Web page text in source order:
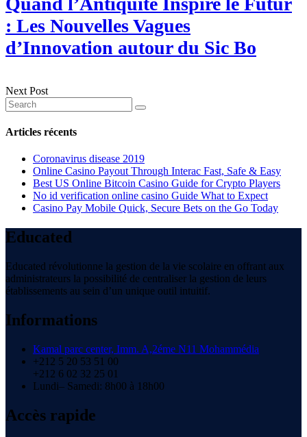
: Les Nouvelles Vagues
d’Innovation autour du Sic Bo
Next Post
Articles récents
Coronavirus disease 2019
Online Casino Payout Through Interac Fast, Safe & Easy
Best US Online Bitcoin Casino Guide for Crypto Players
No id verification online casino Guide What to Expect
Casino Pay Mobile Quick, Secure Bets on the Go Today
Educated
Educated révolutionne la gestion de la vie scolaire en offrant aux
administrateurs la possibilité de centraliser la gestion de leurs
établissements au sein d’un unique outil intuitif.
Informations
Kamal parc center, Imm. A,2éme N11 Mohammédia
+212 5 20 53 51 00
+212 6 02 32 25 01
Lundi– Samedi: 8h00 à 18h00
Accès rapide